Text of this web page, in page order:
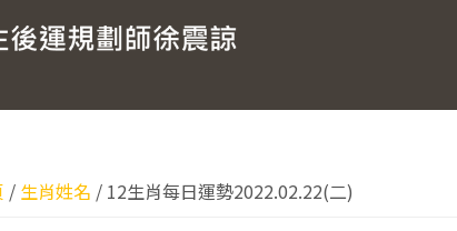
/ 生肖姓名 / 12生肖每日運勢2022.02.22(二)